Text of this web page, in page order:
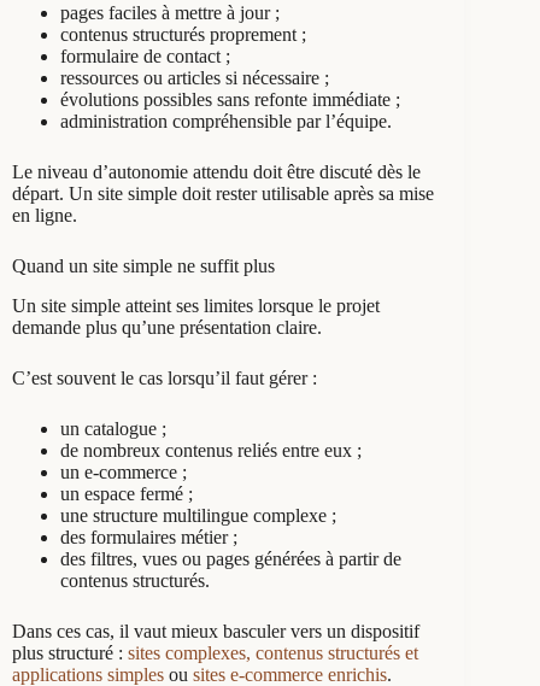
pages faciles à mettre à jour ;
contenus structurés proprement ;
formulaire de contact ;
ressources ou articles si nécessaire ;
évolutions possibles sans refonte immédiate ;
administration compréhensible par l’équipe.
Le niveau d’autonomie attendu doit être discuté dès le
départ. Un site simple doit rester utilisable après sa mise
en ligne.
Quand un site simple ne suffit plus
Un site simple atteint ses limites lorsque le projet
demande plus qu’une présentation claire.
C’est souvent le cas lorsqu’il faut gérer :
un catalogue ;
de nombreux contenus reliés entre eux ;
un e-commerce ;
un espace fermé ;
une structure multilingue complexe ;
des formulaires métier ;
des filtres, vues ou pages générées à partir de
contenus structurés.
Dans ces cas, il vaut mieux basculer vers un dispositif
plus structuré : sites complexes, contenus structurés et
applications simples ou sites e-commerce enrichis.